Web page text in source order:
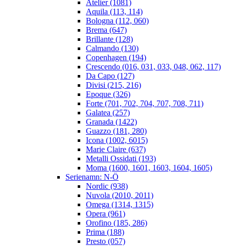
Atelier (1081)
Aquila (113, 114)
Bologna (112, 060)
Brema (647)
Brillante (128)
Calmando (130)
Copenhagen (194)
Crescendo (016, 031, 033, 048, 062, 117)
Da Capo (127)
Divisi (215, 216)
Epoque (326)
Forte (701, 702, 704, 707, 708, 711)
Galatea (257)
Granada (1422)
Guazzo (181, 280)
Icona (1002, 6015)
Marie Claire (637)
Metalli Ossidati (193)
Moma (1600, 1601, 1603, 1604, 1605)
Serienamn: N-Ö
Nordic (938)
Nuvola (2010, 2011)
Omega (1314, 1315)
Opera (961)
Orofino (185, 286)
Prima (188)
Presto (057)